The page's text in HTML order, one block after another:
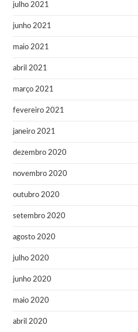
julho 2021
junho 2021
maio 2021
abril 2021
março 2021
fevereiro 2021
janeiro 2021
dezembro 2020
novembro 2020
outubro 2020
setembro 2020
agosto 2020
julho 2020
junho 2020
maio 2020
abril 2020